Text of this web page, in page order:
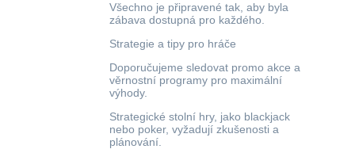
Všechno je připravené tak, aby byla
zábava dostupná pro každého.
Strategie a tipy pro hráče
Doporučujeme sledovat promo akce a
věrnostní programy pro maximální
výhody.
Strategické stolní hry, jako blackjack
nebo poker, vyžadují zkušenosti a
plánování.